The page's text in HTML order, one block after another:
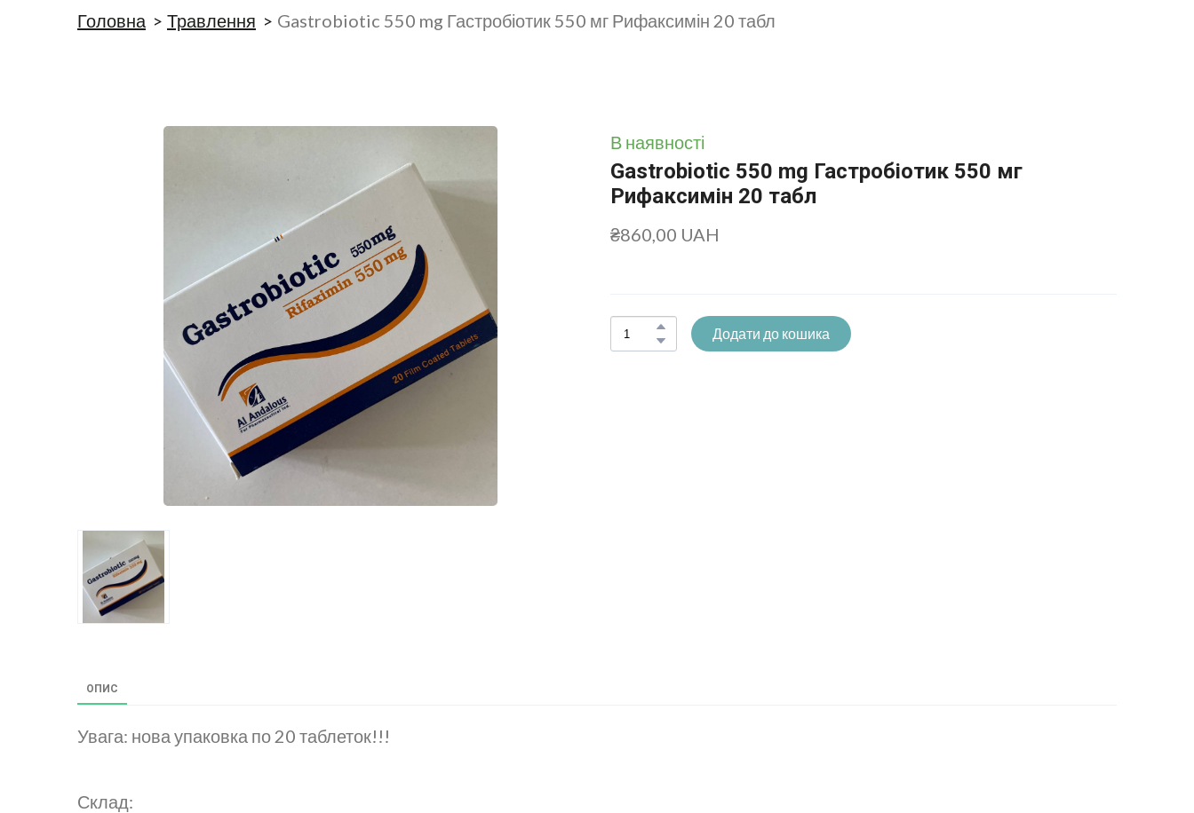
Головна Травлення Gastrobiotic 550 mg Гастробіотик 550 мг Рифаксимін 20 табл
В наявності
Gastrobiotic 550 mg Гастробіотик 550 мг
Рифаксимін 20 табл
₴860,00 UAH
Додати до кошика
ОПИС
Увага: нова упаковка по 20 таблеток!!!
Склад: